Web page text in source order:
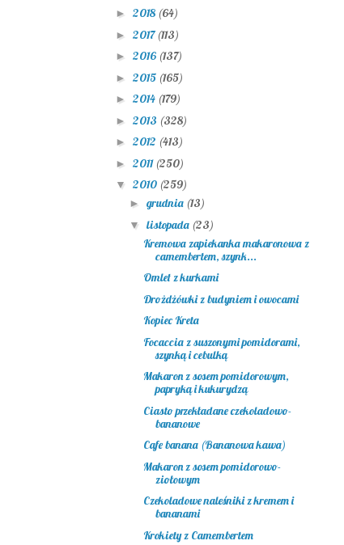
► 2018 (64)
► 2017(113)
► 2016 (137)
► 2015 (165)
► 2014 (179)
► 2013 (328)
► 2012 (413)
► 2011 (250)
▼ 2010 (259)
► grudnia (13)
▼ listopada (23)
Kremowa zapiekanka makaronowa z
camembertem, szynk...
Omlet z kurkami
Drożdżówki z budyniem i owocami
Kopiec Kreta
Focaccia z suszonymi pomidorami,
szynką i cebulką
Makaron z sosem pomidorowym,
papryką i kukurydzą
Ciasto przekładane czekoladowo-
bananowe
Cafe banana (Bananowa kawa)
Makaron z sosem pomidorowo-
ziołowym
Czekoladowe naleśniki z kremem i
bananami
Krokiety z Camembertem